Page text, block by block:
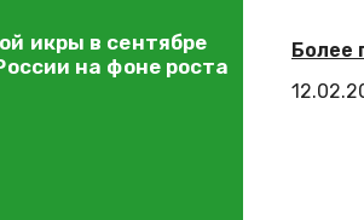
Более
икры в сентябре
на фоне роста